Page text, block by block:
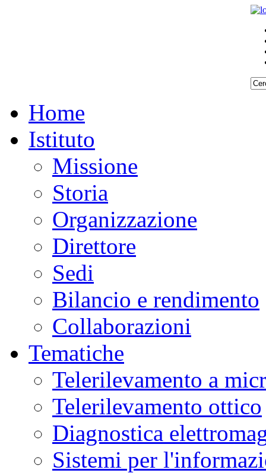
Home
Istituto
Missione
Storia
Organizzazione
Direttore
Sedi
Bilancio e rendimento
Collaborazioni
Tematiche
Telerilevamento a
Telerilevamento ottico
Diagnostica
Sistemi per